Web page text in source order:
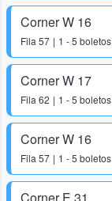
Corner W 16
Fila 57 1 - 5 boletos
Corner W 17
Fila 62 1 - 5 boletos
Corner W 16
Fila 57 1 - 5 boletos